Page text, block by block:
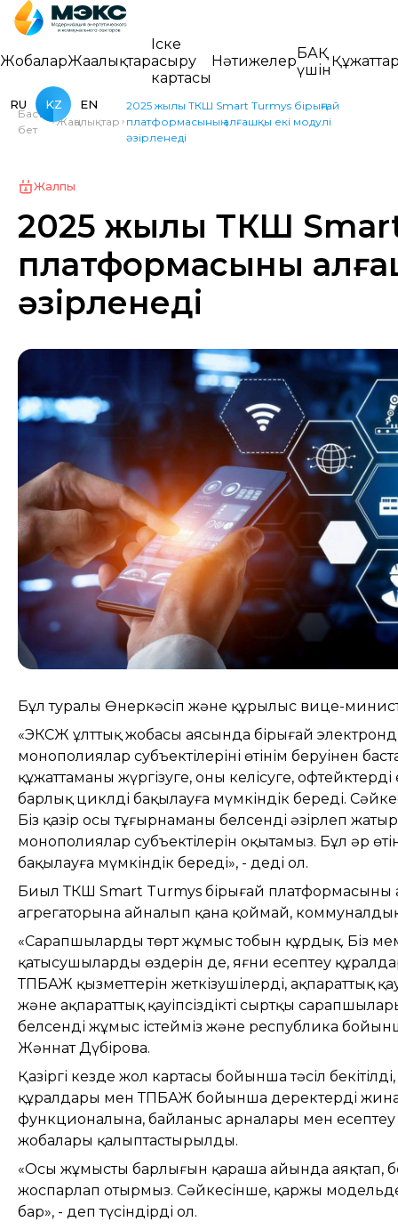
ЖобаларЖаңалықтар
Іске
асыру
картасы
НәтижелерБАҚ
үшін
RU KZ EN
Басты
бет
Жаңалықтар
2025 жылы ТКШ Smart Turmys бірыңғай
платформасының алғашқы екі модулі
әзірленеді
Жалпы
2025 жылы ТКШ Smart
платформасының
әзірленеді
Бұл туралы Өнеркәсіп және құрылыс вице-
«ЭКСЖ ұлттық жобасы аясында бірыңғай
монополиялар субъектілерінің өтінім беруінен
құжаттаманы жүргізуге, оны келісуге,
барлық циклді бақылауға мүмкіндік береді.
Біз қазір осы тұғырнаманы белсенді әзірлеп
монополиялар субъектілерін оқытамыз. Бұл әр
бақылауға мүмкіндік береді», - деді ол.
Биыл ТКШ Smart Turmys бірыңғай платформасының
агрегаторына айналып қана қоймай,
«Сарапшылардың төрт жұмыс тобын құрдық. Біз
қатысушылардың өздерін де, яғни есептеу
ТПБАЖ қызметтерін жеткізушілерді, ақпараттық
және ақпараттық қауіпсіздіктің сыртқы
белсенді жұмыс істейміз және республика
Жәннат Дүбірова.
Қазіргі кезде жол картасы бойынша тәсіл
құралдары мен ТПБАЖ бойынша деректерді
функционалына, байланыс арналары мен есептеу
жобалары қалыптастырылды.
«Осы жұмыстың барлығын қараша айында аяқтап,
жоспарлап отырмыз. Сәйкесінше, қаржы
бар», - деп түсіндірді ол.